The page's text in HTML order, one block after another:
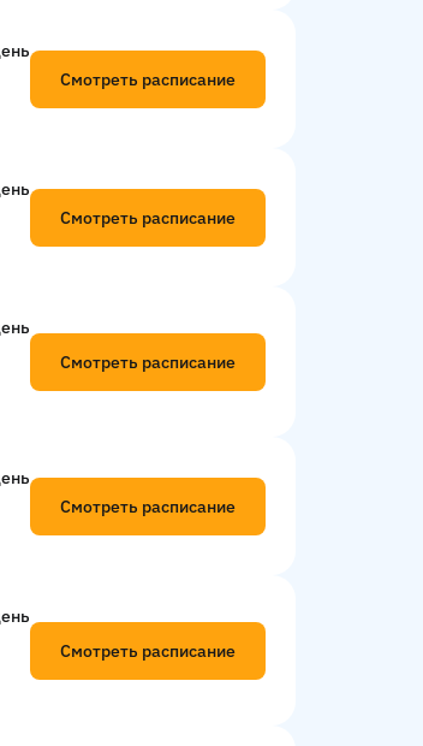
Смотреть расписание
Смотреть расписание
Смотреть расписание
Смотреть расписание
Смотреть расписание